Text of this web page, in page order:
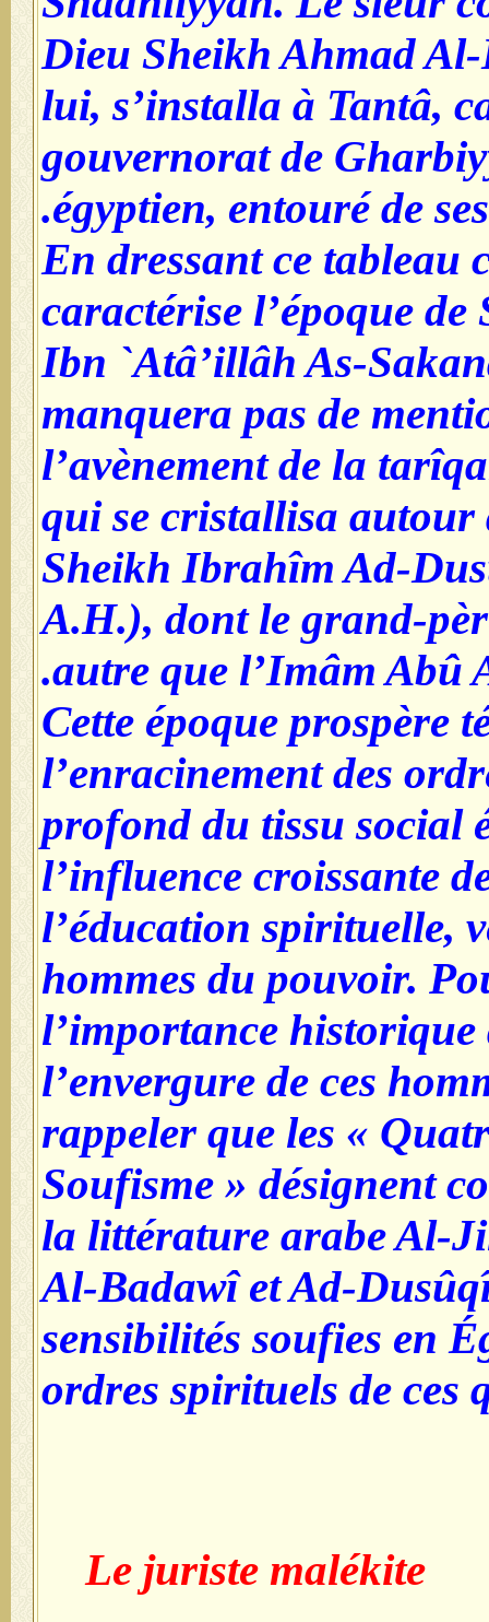
Dieu Sheikh Ahmad
lui, s’installa à Tantâ,
gouvernorat de
égyptien, entouré de
En dressant ce tableau
caractérise l’époque
Ibn `Atâ’illâh As-
manquera pas de
l’avènement de la
qui se cristallisa autour
Sheikh Ibrahîm Ad-
A.H.), dont le grand-
autre que l’Imâm Abû
Cette époque prospère
l’enracinement des
profond du tissu social
l’influence croissante
l’éducation spirituelle,
hommes du pouvoir.
l’importance historique
l’envergure de ces
rappeler que les «
Soufisme » désignent
la littérature arabe Al-
Al-Badawî et Ad-
sensibilités soufies en
ordres spirituels de ces
Le juriste malékite